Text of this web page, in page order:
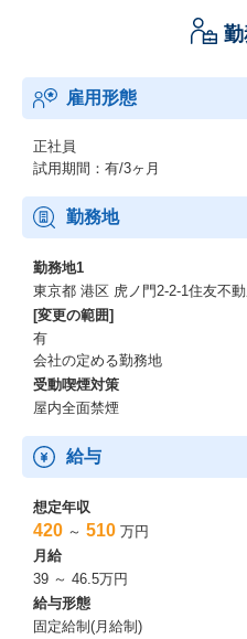
雇用形態
正社員
試用期間：有/3ヶ月
勤務地
勤務地1
東京都 港区 虎ノ門2-2-1住友不
[変更の範囲]
有
会社の定める勤務地
受動喫煙対策
屋内全面禁煙
給与
想定年収
420 ～ 510 万円
月給
39 ～ 46.5万円
給与形態
固定給制(月給制)